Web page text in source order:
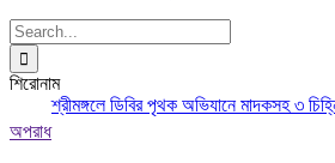
Search
for:
শিরোনাম
শ্রীমঙ্গলে ডিবির পৃথক অভিযানে মাদকসহ ৩
অপরাধ